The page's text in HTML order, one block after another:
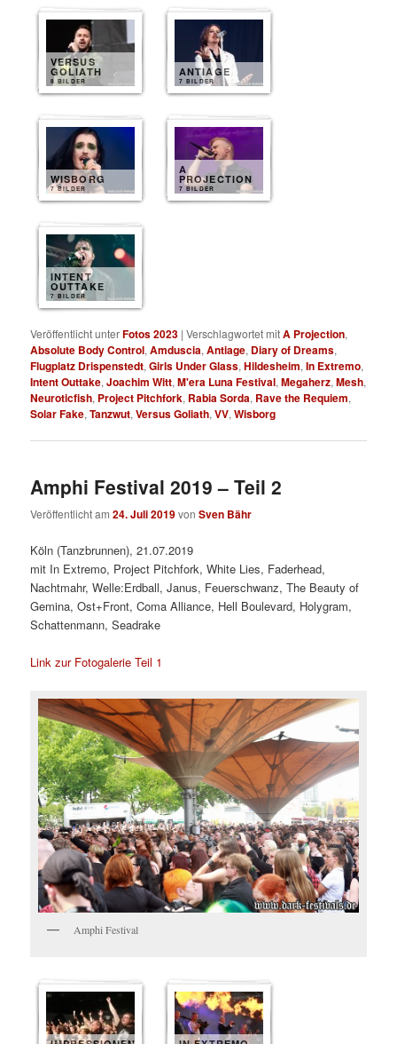
VERSUS
GOLIATH
8 BILDER
ANTIAGE
7 BILDER
WISBORG
7 BILDER
A
PROJECTION
7 BILDER
INTENT
OUTTAKE
7 BILDER
Veröffentlicht unterFotos 2023 |Verschlagwortet mitA Projection,
Absolute Body Control,Amduscia,Antiage, Diary of Dreams,
Flugplatz Drispenstedt,Girls Under Glass,Hildesheim,In Extremo,
Intent Outtake,Joachim Witt,M'era Luna Festival,Megaherz,Mesh,
Neuroticfish, Project Pitchfork, Rabia Sorda, Rave the Requiem,
Solar Fake,Tanzwut,Versus Goliath,VV,Wisborg
Amphi Festival 2019 – Teil 2
Veröffentlicht am24. Juli 2019vonSven Bähr
Köln (Tanzbrunnen), 21.07.2019
mit In Extremo, Project Pitchfork, White Lies, Faderhead,
Nachtmahr, Welle:Erdball, Janus, Feuerschwanz, The Beauty of
Gemina, Ost+Front, Coma Alliance, Hell Boulevard, Holygram,
Schattenmann, Seadrake
Link zur Fotogalerie Teil 1
Amphi Festival